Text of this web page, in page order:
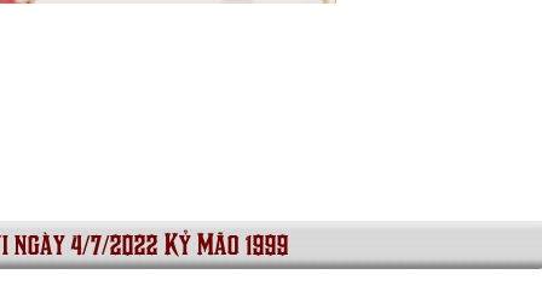
4/7/2022 Kỷ Mão 1999